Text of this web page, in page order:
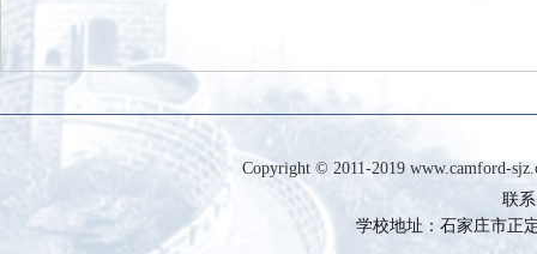
Copyright © 2011-2019 www.camford-
联
学校地址：石家庄市正